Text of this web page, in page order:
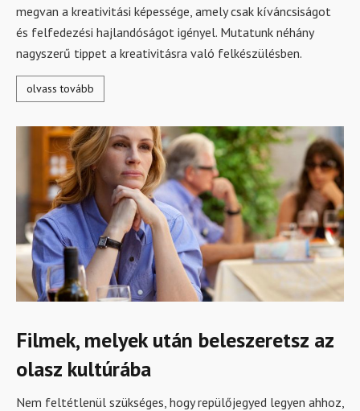
megvan a kreativitási képessége, amely csak kíváncsiságot
és felfedezési hajlandóságot igényel. Mutatunk néhány
nagyszerű tippet a kreativitásra való felkészülésben.
olvass tovább
Filmek, melyek után beleszeretsz az
olasz kultúrába
Nem feltétlenül szükséges, hogy repülőjegyed legyen ahhoz,